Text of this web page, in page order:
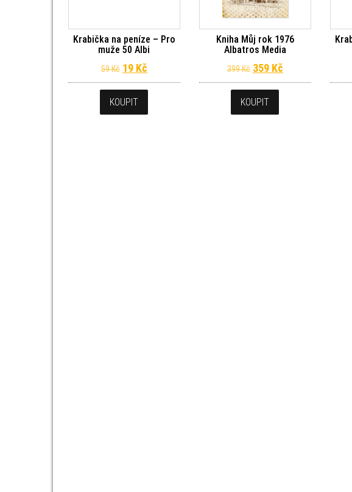
Krabička na peníze – Pro
muže 50 Albi
59Kč Původní cena byla: 59 Kč.
19 KčAktuální cena je: 19 Kč.
KOUPIT
Kniha Můj rok 1976
Albatros Media
399Kč Původní cena byla:
359 KčAktuální cena
KOUPIT